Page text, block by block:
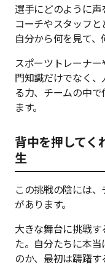
選手にどのように声
コーチやスタッフと
自分から何を見て、
スポーツトレーナ
門知識だけでなく
る力、チームの中
ます。
背中を押してく
生
この挑戦の陰には
があります。
大きな舞台に挑戦
た。自分たちに本
のか、最初は躊躇す